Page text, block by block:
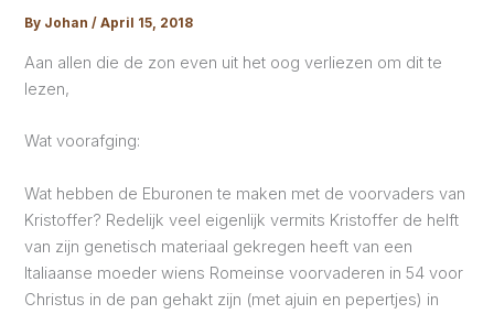
By Johan/April 15, 2018
Aan allen die de zon even uit het oog verliezen om dit te
lezen,
Wat voorafging:
Wat hebben de Eburonen te maken met de voorvaders van
Kristoffer? Redelijk veel eigenlijk vermits Kristoffer de helft
van zijn genetisch materiaal gekregen heeft van een
Italiaanse moeder wiens Romeinse voorvaderen in 54 voor
Christus in de pan gehakt zijn (met ajuin en pepertjes) in